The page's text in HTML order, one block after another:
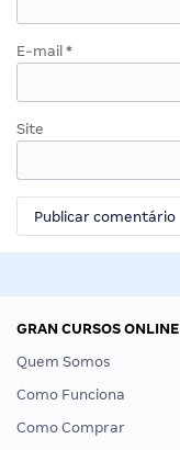
E-mail *
Site
GRAN CURSOS ONLINE
Quem Somos
Como Funciona
Como Comprar